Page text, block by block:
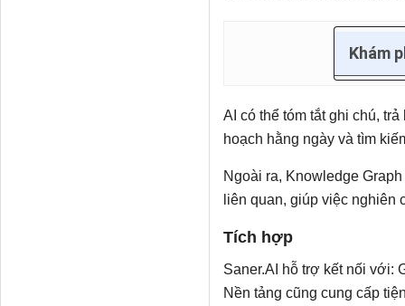
Khám
AI có thể tóm tắt ghi chú,
hoạch hằng ngày và tìm
Ngoài ra, Knowledge
liên quan, giúp việc
Tích hợp
Saner.AI hỗ trợ kết nối với:
Nền tảng cũng cung cấp